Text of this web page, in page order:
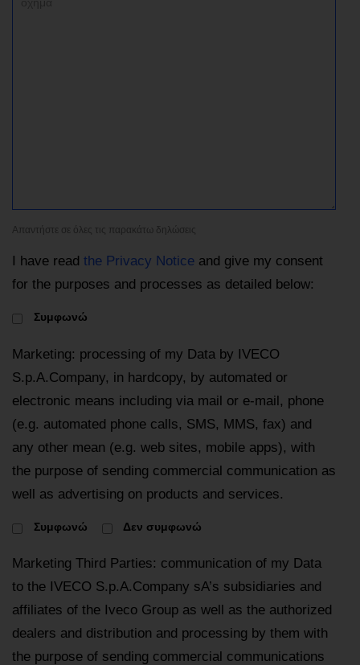
Απαντήστε σε όλες τις παρακάτω δηλώσεις
I have read the Privacy Notice and give my consent
for the purposes and processes as detailed below:
Συμφωνώ
Marketing: processing of my Data by IVECO
S.p.A.Company, in hardcopy, by automated or
electronic means including via mail or e-mail, phone
(e.g. automated phone calls, SMS, MMS, fax) and
any other mean (e.g. web sites, mobile apps), with
the purpose of sending commercial communication as
well as advertising on products and services.
Συμφωνώ Δεν συμφωνώ
Marketing Third Parties: communication of my Data
to the IVECO S.p.A.Company sA’s subsidiaries and
affiliates of the Iveco Group as well as the authorized
dealers and distribution and processing by them with
the purpose of sending commercial communications